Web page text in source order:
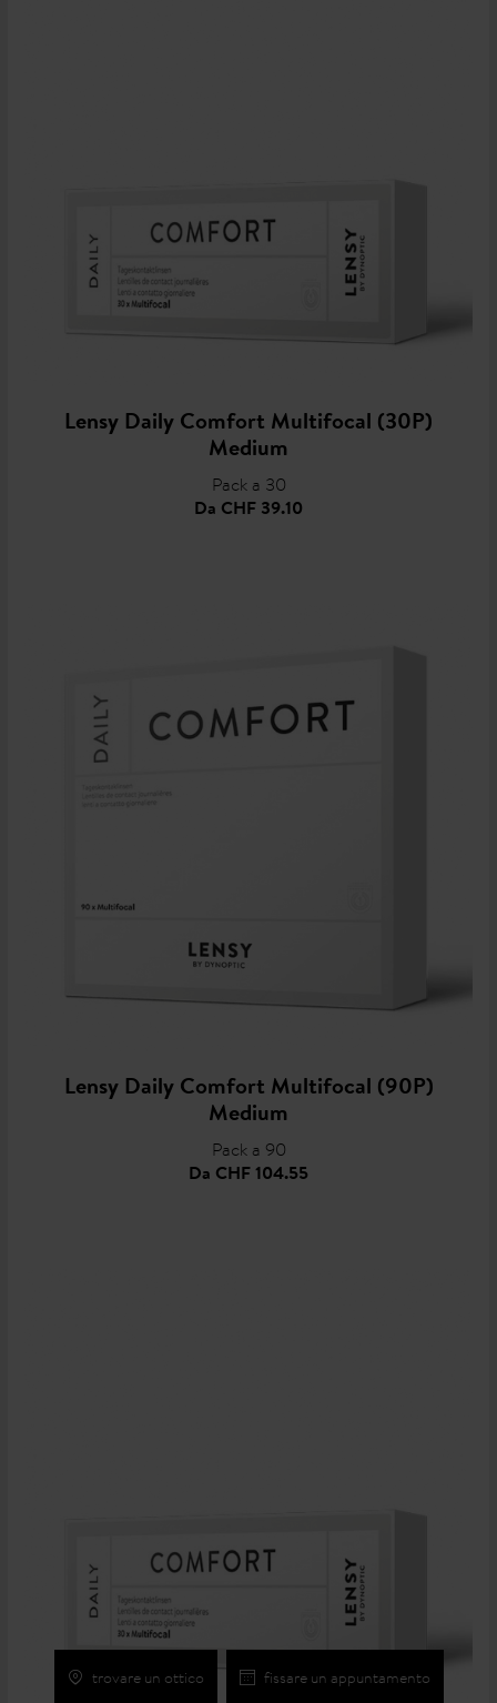
Lensy Daily Comfort Multifocal (30P)
Medium
Pack a 30
Da CHF 39.10
Lensy Daily Comfort Multifocal (90P)
Medium
Pack a 90
Da CHF 104.55
trovare un ottico fissare un appuntamento